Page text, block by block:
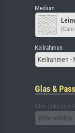
Medium
Keilrahmen
Keilrahmen -
Glas &
Glas (inklusive
Bitte wählen